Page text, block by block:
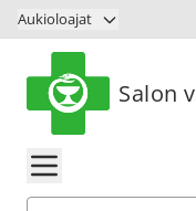
Siirry sisältöön
Aukioloajat
Salon